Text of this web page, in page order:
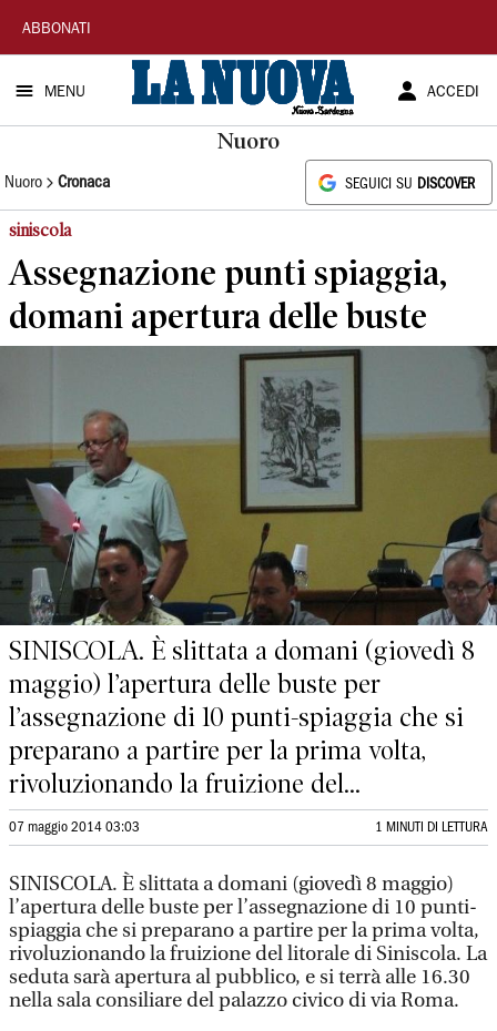
La
Nuova
Sardegna
ABBONATI
MENU ACCEDI
Nuoro
Nuoro Cronaca SEGUICI SU DISCOVER
siniscola
Assegnazione punti spiaggia,
domani apertura delle buste
SINISCOLA. È slittata a domani (giovedì 8
maggio) l’apertura delle buste per
l’assegnazione di 10 punti-spiaggia che si
preparano a partire per la prima volta,
rivoluzionando la fruizione del...
07 maggio 2014 03:03 1 MINUTI DI LETTURA
SINISCOLA. È slittata a domani (giovedì 8 maggio)
l’apertura delle buste per l’assegnazione di 10 punti-
spiaggia che si preparano a partire per la prima volta,
rivoluzionando la fruizione del litorale di Siniscola. La
seduta sarà apertura al pubblico, e si terrà alle 16.30
nella sala consiliare del palazzo civico di via Roma.